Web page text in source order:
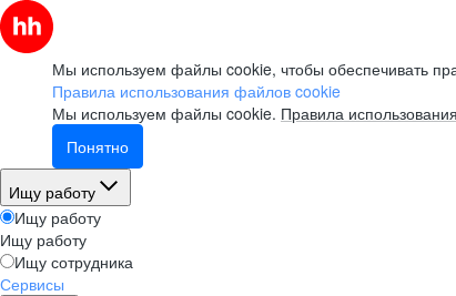
Мы используем файлы cookie, чтобы обеспечивать
Правила использования файлов cookie
Мы используем файлы cookie. Правила
Понятно
Ищу работу
Ищу работу
Ищу работу
Ищу сотрудника
Сервисы